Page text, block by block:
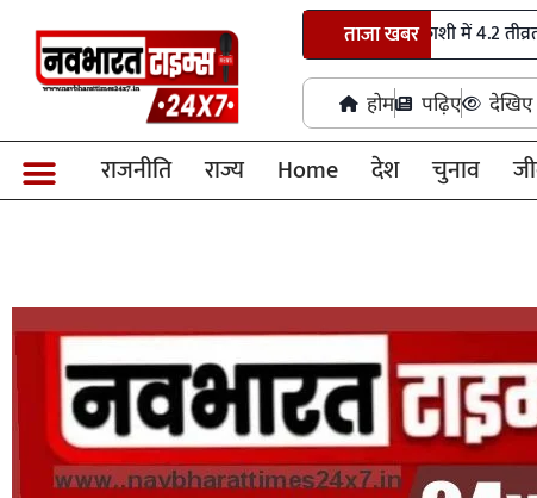
ताजा खबर
उत्तराखंड में देर रात भूकंप के झटके, उत्तरकाशी में 4.2 तीव्रता से कांपी धरती
होम पढ़िए देखिए
राजनीति राज्य Home देश चुनाव